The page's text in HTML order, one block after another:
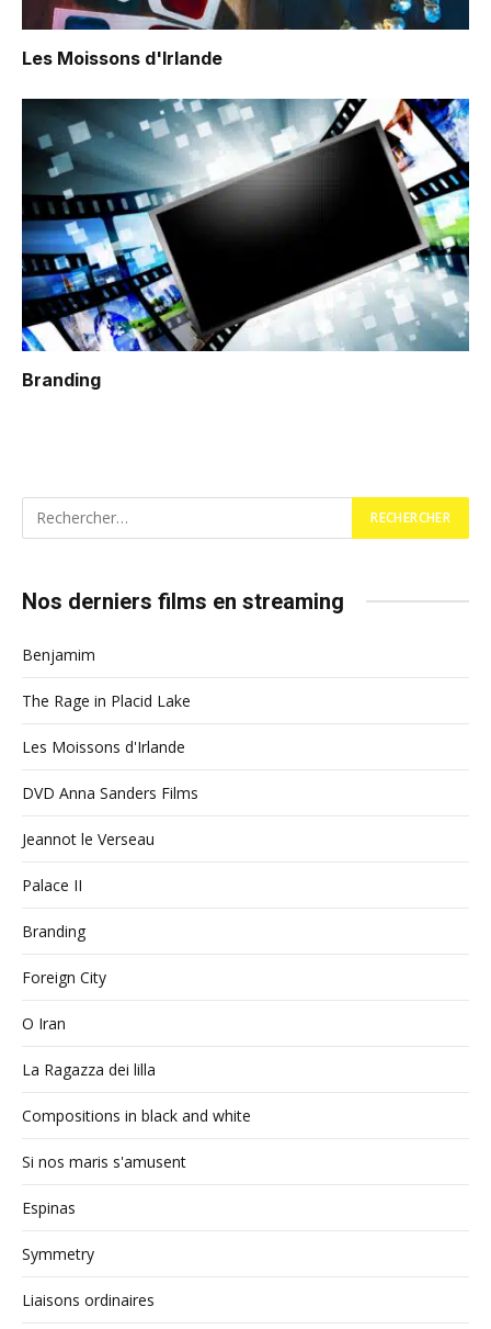
Les Moissons d'Irlande
Branding
Nos derniers films en streaming
Benjamim
The Rage in Placid Lake
Les Moissons d'Irlande
DVD Anna Sanders Films
Jeannot le Verseau
Palace II
Branding
Foreign City
O Iran
La Ragazza dei lilla
Compositions in black and white
Si nos maris s'amusent
Espinas
Symmetry
Liaisons ordinaires